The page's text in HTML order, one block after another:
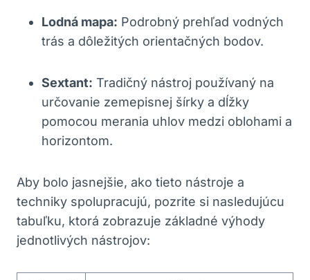
Lodná mapa: Podrobný prehľad vodných
trás a dôležitých orientačných bodov.
Sextant: Tradičný nástroj používaný na
určovanie zemepisnej šírky a dĺžky‍
pomocou ‌merania uhlov medzi⁤ oblohami a
horizontom.
Aby bolo jasnejšie, ako ⁢tieto nástroje a
techniky spolupracujú, pozrite si ⁤nasledujúcu
tabuľku,​ ktorá ⁤zobrazuje ‌základné výhody
jednotlivých nástrojov: